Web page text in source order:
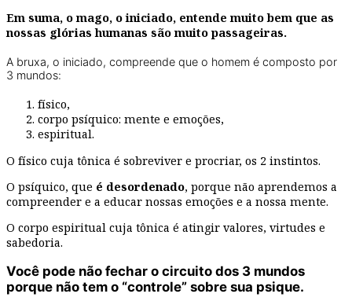
Em suma, o mago, o iniciado, entende muito bem que as
nossas glórias humanas são muito passageiras.
A bruxa, o iniciado, compreende que o homem é composto por
3 mundos:
físico,
corpo psíquico: mente e emoções,
espiritual.
O físico cuja tônica é sobreviver e procriar, os 2 instintos.
O psíquico, que é desordenado, porque não aprendemos a
compreender e a educar nossas emoções e a nossa mente.
O corpo espiritual cuja tônica é atingir valores, virtudes e
sabedoria.
Você pode não fechar o circuito dos 3 mundos
porque não tem o “controle” sobre sua psique.